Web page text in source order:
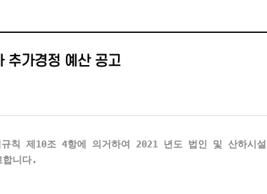
추가경정 예산 공고
칙 제10조 4항에 의거하여 2021 년도 법인 및 산하시설
니다.